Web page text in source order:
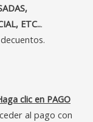
ETC...
clic en PAGO
al pago con